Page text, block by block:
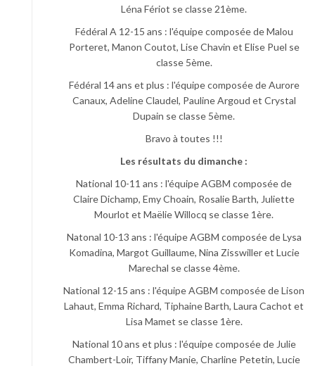
Léna Fériot se classe 21ème.
Fédéral A 12-15 ans : l'équipe composée de Malou
Porteret, Manon Coutot, Lise Chavin et Elise Puel se
classe 5ème.
Fédéral 14 ans et plus : l'équipe composée de Aurore
Canaux, Adeline Claudel, Pauline Argoud et Crystal
Dupain se classe 5ème.
Bravo à toutes !!!
Les résultats du dimanche :
National 10-11 ans : l'équipe AGBM composée de
Claire Dichamp, Emy Choain, Rosalie Barth, Juliette
Mourlot et Maëlie Willocq se classe 1ère.
Natonal 10-13 ans : l'équipe AGBM composée de Lysa
Komadina, Margot Guillaume, Nina Zisswiller et Lucie
Marechal se classe 4ème.
National 12-15 ans : l'équipe AGBM composée de Lison
Lahaut, Emma Richard, Tiphaine Barth, Laura Cachot et
Lisa Mamet se classe 1ère.
National 10 ans et plus : l'équipe composée de Julie
Chambert-Loir, Tiffany Manie, Charline Petetin, Lucie